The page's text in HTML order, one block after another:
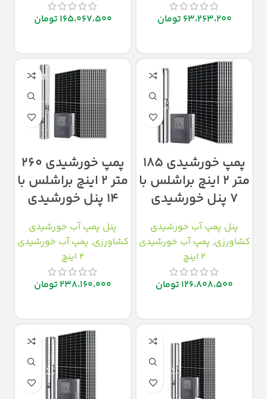
63،263،200 تومان
165،067،500 تومان
پمپ خورشیدی ۱۸۵
متر ۲ اینچ براشلس با
۷ پنل خورشیدی
پنل پمپ آب خورشیدی
کشاورزی, پمپ آب خورشیدی
2 اینچ
126،808،500 تومان
پمپ خورشیدی ۲۶۰
متر ۲ اینچ براشلس با
۱۴ پنل خورشیدی
پنل پمپ آب خورشیدی
کشاورزی, پمپ آب خورشیدی
2 اینچ
238،160،000 تومان